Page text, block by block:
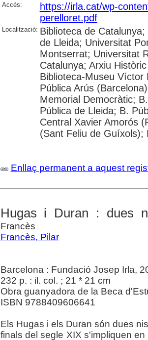
Accés:
https://irla.cat/wp-
perelloret.pdf
Localització: Biblioteca de
de Lleida; Universitat
Montserrat; Universitat
Catalunya; Arxiu
Biblioteca-Museu Víctor
Pública Arús
Memorial Democràtic;
Pública de Lleida; B.
Central Xavier Amorós
(Sant Feliu de Guíxols);
Enllaç permanent a aquest
Hugas i Duran : dues
Francès
Francès, Pilar
Barcelona : Fundació Josep Irla,
232 p. : il. col. ; 21 * 21 cm
Obra guanyadora de la Beca
ISBN 9788409606641
Els Hugas i els Duran són dues
finals del segle XIX s'impliquen